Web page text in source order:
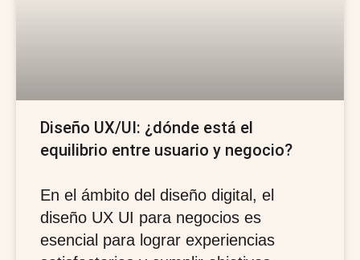
Diseño UX/UI: ¿dónde está el
equilibrio entre usuario y negocio?
En el ámbito del diseño digital, el
diseño UX UI para negocios es
esencial para lograr experiencias